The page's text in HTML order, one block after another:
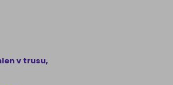
v trusu,